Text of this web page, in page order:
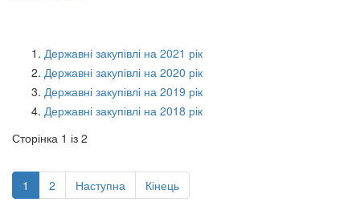
Державні закупівлі на 2021 рік
Державні закупівлі на 2020 рік
Державні закупівлі на 2019 рік
Державні закупівлі на 2018 рік
Сторінка 1 із 2
1 2 Наступна Кінець